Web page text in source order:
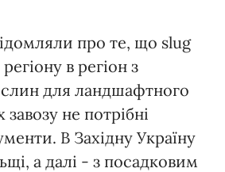
про те, що slug
в регіон з
для ландшафтного
не потрібні
В Західну Україну
а далі - з посадковим